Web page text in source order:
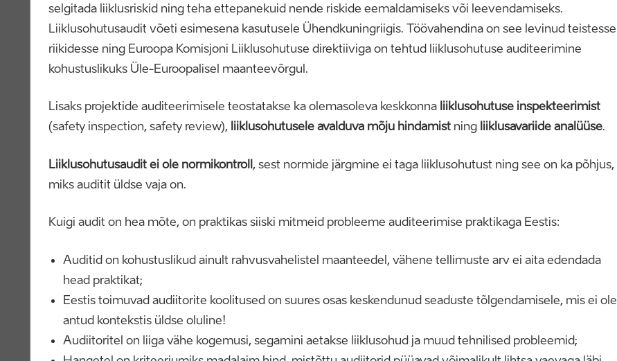
selgitada liiklusriskid ning teha ettepanekuid nende riskide eemaldamiseks või leevendamiseks.
Liiklusohutusaudit võeti esimesena kasutusele Ühendkuningriigis. Töövahendina on see levinud teistesse
riikidesse ning Euroopa Komisjoni Liiklusohutuse direktiiviga on tehtud liiklusohutuse auditeerimine
kohustuslikuks Üle-Euroopalisel maanteevõrgul.
Lisaks projektide auditeerimisele teostatakse ka olemasoleva keskkonna liiklusohutuse inspekteerimist
(safety inspection, safety review), liiklusohutusele avalduva mõju hindamistning liiklusavariide analüüse.
Liiklusohutusaudit ei ole normikontroll, sest normide järgmine ei taga liiklusohutust ning see on ka põhjus,
miks auditit üldse vaja on.
Kuigi audit on hea mõte, on praktikas siiski mitmeid probleeme auditeerimise praktikaga Eestis:
Auditid on kohustuslikud ainult rahvusvahelistel maanteedel, vähene tellimuste arv ei aita edendada
head praktikat;
Eestis toimuvad audiitorite koolitused on suures osas keskendunud seaduste tõlgendamisele, mis ei ole
antud kontekstis üldse oluline!
Audiitoritel on liiga vähe kogemusi, segamini aetakse liiklusohud ja muud tehnilised probleemid;